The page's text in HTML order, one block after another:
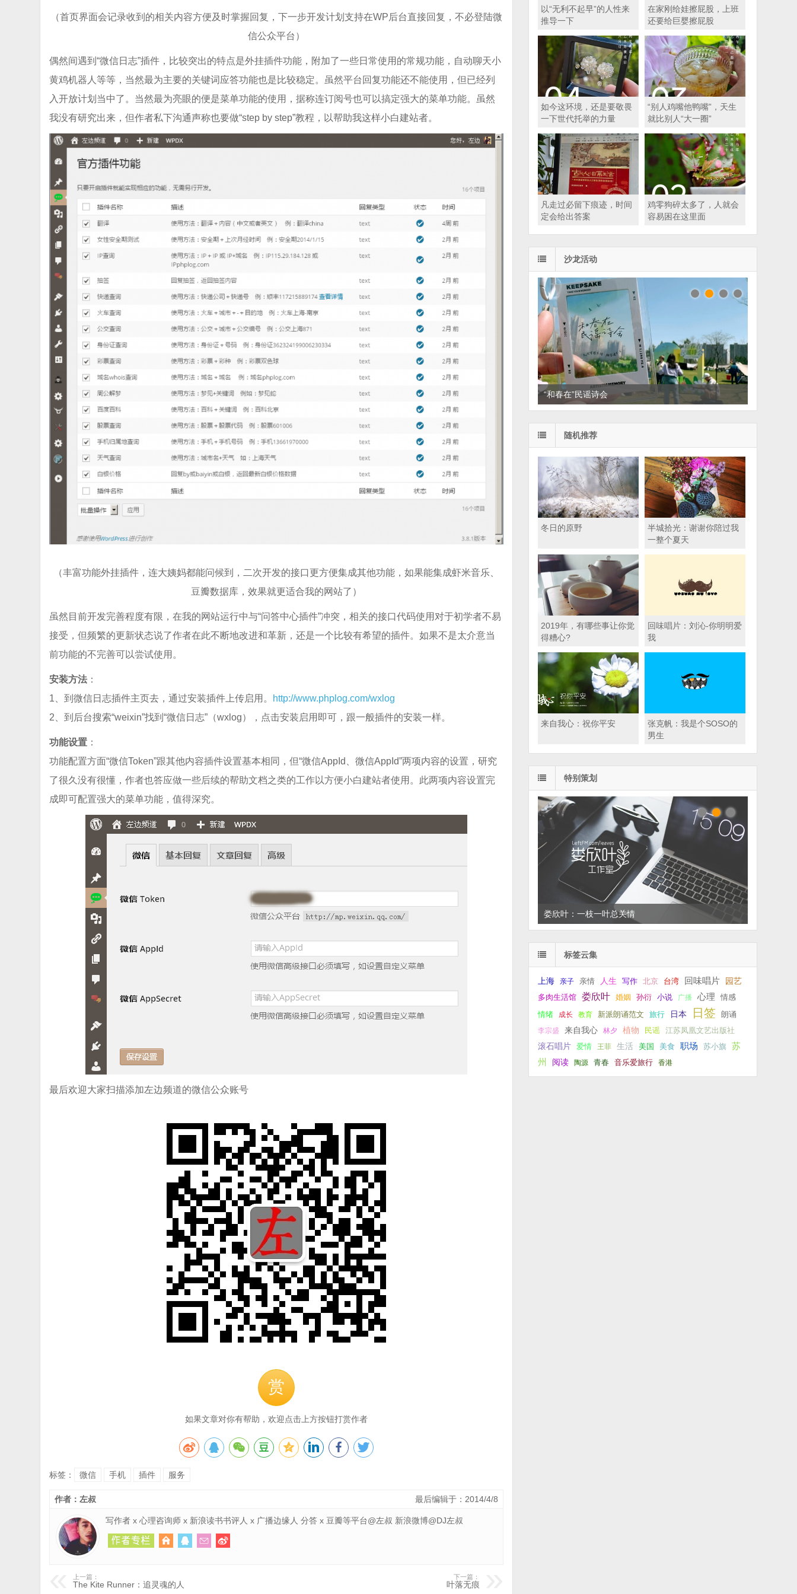
（首页界面会记录收到的相关内容方便及时掌握回复，下一步开发计划支持在WP后台直接回复，不必登陆微
信公众平台）
偶然间遇到“微信日志”插件，比较突出的特点是外挂插件功能，附加了一些日常使用的常规功能，自动聊天小
黄鸡机器人等等，当然最为主要的关键词应答功能也是比较稳定。虽然平台回复功能还不能使用，但已经列
入开放计划当中了。当然最为亮眼的便是菜单功能的使用，据称连订阅号也可以搞定强大的菜单功能。虽然
我没有研究出来，但作者私下沟通声称也要做“step by step”教程，以帮助我这样小白建站者。
（丰富功能外挂插件，连大姨妈都能问候到，二次开发的接口更方便集成其他功能，如果能集成虾米音乐、
豆瓣数据库，效果就更适合我的网站了）
虽然目前开发完善程度有限，在我的网站运行中与“问答中心插件”冲突，相关的接口代码使用对于初学者不易
接受，但频繁的更新状态说了作者在此不断地改进和革新，还是一个比较有希望的插件。如果不是太介意当
前功能的不完善可以尝试使用。
安装方法 ：
1、到微信日志插件主页去，通过安装插件上传启用。
http://www.phplog.com/wxlog
2、到后台搜索“weixin”找到“微信日志”（wxlog），点击安装启用即可，跟一般插件的安装一样。
功能设置 ：
功能配置方面“微信Token”跟其他内容插件设置基本相同，但“微信AppId、微信AppId”两项内容的设置，研究
了很久没有很懂，作者也答应做一些后续的帮助文档之类的工作以方便小白建站者使用。此两项内容设置完
成即可配置强大的菜单功能，值得深究。
最后欢迎大家扫描添加左边频道的微信公众账号
赏
如果文章对你有帮助，欢迎点击上方按钮打赏作者
标签： 微信 手机 插件 服务
最后编辑于：2014/4/8
作者：左叔
写作者 x 心理咨询师 x 新浪读书书评人 x 广播边缘人 分答 x 豆瓣等平台@左叔 新浪微博@DJ左叔
上一篇：
The Kite Runner：追灵魂的人
下一篇：
叶落无痕
以“无利不起早”的人性来
推导一下
在家刚给娃擦屁股，上班
还要给巨婴擦屁股
如今这环境，还是要敬畏
一下世代托举的力量
“别人鸡嘴他鸭嘴”，天生
就比别人“大一圈”
凡走过必留下痕迹，时间
定会给出答案
鸡零狗碎太多了，人就会
容易困在这里面
沙龙活动
“和春在”民谣诗会
随机推荐
冬日的原野
半城拾光：谢谢你陪过我
一整个夏天
2019年，有哪些事让你觉
得糟心?
回味唱片：刘沁-你明明爱
我
来自我心：祝你平安
张克帆：我是个SOSO的
男生
特别策划
娄欣叶：一枝一叶总关情
标签云集
上海 亲子 亲情 人生 写作 北京 台湾 回味唱片 园艺
多肉生活馆 娄欣叶 婚姻 孙衍 小说 广播 心理 情感
情绪 成长 教育 新派朗诵范文 旅行 日本 日签 朗诵
李宗盛 来自我心 林夕 植物 民谣
江苏凤凰文艺出版社
滚石唱片
爱情 王菲 生活 美国 美食 职场 苏小旗
苏
州
阅读 陶源 青春 音乐爱旅行 香港